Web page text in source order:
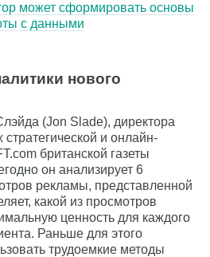
может сформировать основы
с данными
нового
(Jon Slade), директора
и онлайн-
британской газеты
он анализирует 6
рекламы, представленной
какой из просмотров
ценность для каждого
Раньше для этого
трудоемкие методы